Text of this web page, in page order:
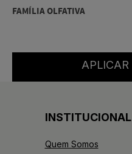
FAMÍLIA OLFATIVA
INSTITUCIONAL
Quem Somos